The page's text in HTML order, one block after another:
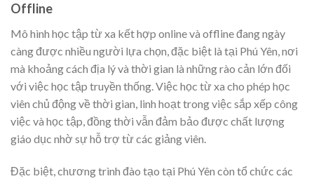
Offline
Mô hình học tập từ xa kết hợp online và offline đang ngày
càng được nhiều người lựa chọn, đặc biệt là tại Phú Yên, nơi
mà khoảng cách địa lý và thời gian là những rào cản lớn đối
với việc học tập truyền thống. Việc học từ xa cho phép học
viên chủ động về thời gian, linh hoạt trong việc sắp xếp công
việc và học tập, đồng thời vẫn đảm bảo được chất lượng
giáo dục nhờ sự hỗ trợ từ các giảng viên.
Đặc biệt, chương trình đào tạo tại Phú Yên còn tổ chức các